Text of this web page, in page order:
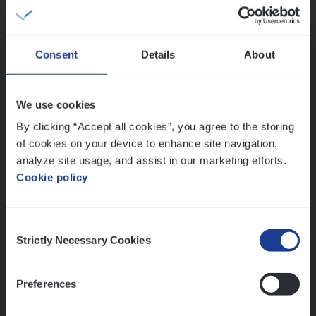
Consent Details About
We use cookies
By clicking “Accept all cookies”, you agree to the storing
of cookies on your device to enhance site navigation,
analyze site usage, and assist in our marketing efforts.
Cookie policy
Selection
Strictly Necessary Cookies
Preferences
People Management, Sales Management
(Agi­le)ITPro­ject Manager
IT, Change & Innovation
Antwerpen
Meer dan collega’s: hoe Julie en Aurélie elkaar
Mathias houdt van diepgaande dossiers én droge